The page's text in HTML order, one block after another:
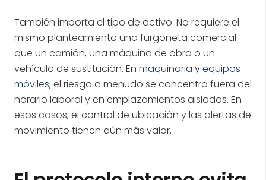
También importa el tipo de activo. No requiere el
mismo planteamiento una furgoneta comercial
que un camión, una máquina de obra o un
vehículo de sustitución. En maquinaria y equipos
móviles, el riesgo a menudo se concentra fuera del
horario laboral y en emplazamientos aislados. En
esos casos, el control de ubicación y las alertas de
movimiento tienen aún más valor.